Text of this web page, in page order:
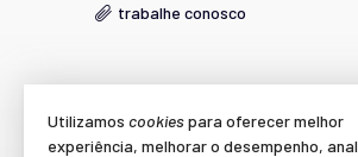
trabalhe conosco
cadastre seu imóvel
Utilizamos cookiespara oferecer melhor
experiência, melhorar o desempenho,